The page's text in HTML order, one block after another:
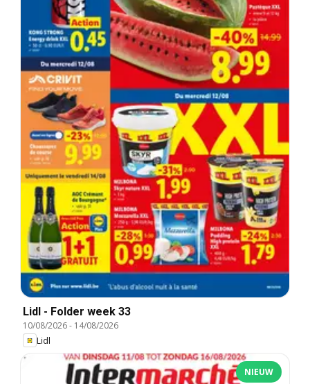
Lidl - Folder week 33
10/08/2026- 14/08/2026
Lidl
NIEUW